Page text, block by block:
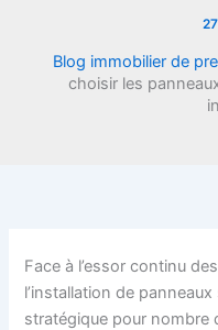
Blog immobilier de
choisir les
Face à l’essor continu
l’installation de
stratégique pour nombre